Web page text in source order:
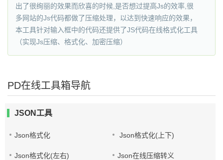
出了很绚丽的效果而欣喜的时候,是否想过提高Js的效率,很
多网站的Js代码都做了压缩处理，以达到快速响应的效果，
本工具针对输入框中的代码还提供了JS代码在线格式化工具
（实现Js压缩、格式化、加密压缩）
PD在线工具箱导航
JSON工具
Json格式化 Json格式化(上下)
Json格式化(左右) Json在线压缩转义